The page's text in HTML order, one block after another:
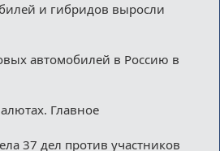
и гибридов выросли
автомобилей в Россию в
Главное
37 дел против участников